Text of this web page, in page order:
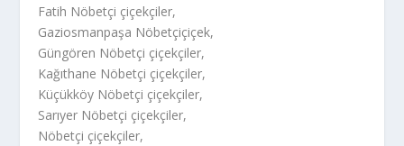
Fatih Nöbetçi çiçekçiler,
Gaziosmanpaşa Nöbetçiçiçek,
Güngören Nöbetçi çiçekçiler,
Kağıthane Nöbetçi çiçekçiler,
Küçükköy Nöbetçi çiçekçiler,
Sarıyer Nöbetçi çiçekçiler,
Nöbetçi çiçekçiler,